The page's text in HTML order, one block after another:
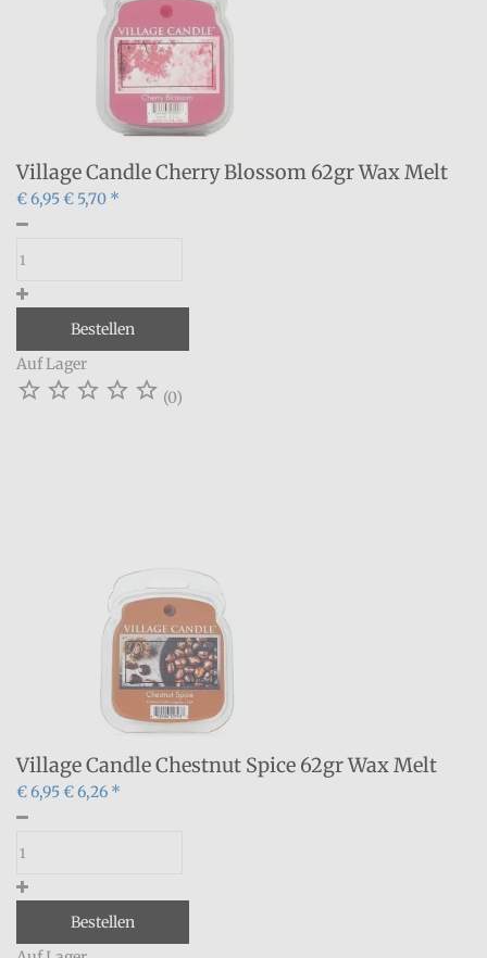
Village Candle Cherry Blossom 62gr Wax Melt
€ 6,95€ 5,70 *
Bestellen
Auf Lager
     (0)
Village Candle Chestnut Spice 62gr Wax Melt
€ 6,95€ 6,26 *
Bestellen